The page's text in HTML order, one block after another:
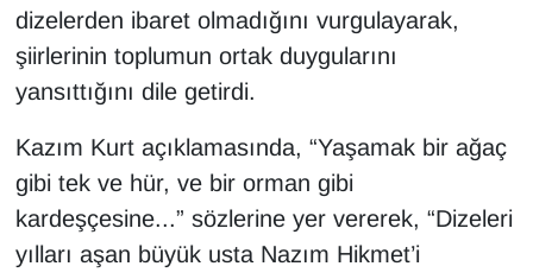
dizelerden ibaret olmadığını vurgulayarak,
şiirlerinin toplumun ortak duygularını
yansıttığını dile getirdi.
Kazım Kurt açıklamasında, “Yaşamak bir ağaç
gibi tek ve hür, ve bir orman gibi
kardeşçesine...” sözlerine yer vererek, “Dizeleri
yılları aşan büyük usta Nazım Hikmet’i